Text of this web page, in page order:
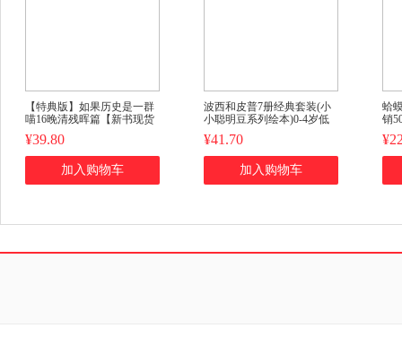
【特典版】如果历史是一群
喵16晚清残晖篇【新书现货
速发】正版肥志著小学生历
史漫画书儿童历史书加赠喵
咪12张明信片
¥39.80
加入购物车
波西和皮普7册经典套装(小
小聪明豆系列绘本)0-4岁低
幼启蒙情绪管理习惯养成绘
本，引导宝宝认识接纳情绪
培养好品质，发现快
¥41.70
加入购物车
蛤
销
询
松